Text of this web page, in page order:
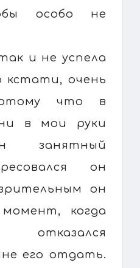
особо не
и не успела
кстати, очень
что в
в мои руки
занятный
он
он
когда
его отдать.